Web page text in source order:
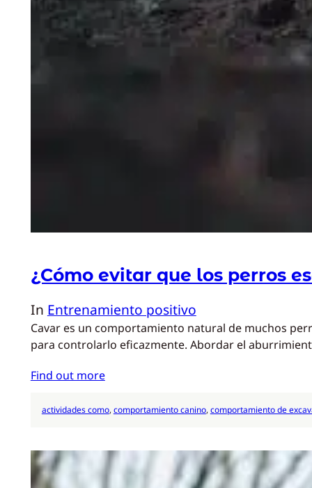
¿Cómo evitar que los perros
In Entrenamiento positivo
Cavar es un comportamiento natural de muchos
para controlarlo eficazmente. Abordar el
Find out more
actividades como, comportamiento canino, comportamiento de